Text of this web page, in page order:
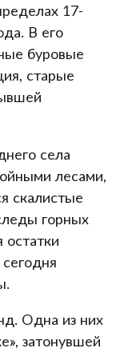
17-
В его
буровые
старые
села
лесами,
скалистые
горных
Одна из них
затонувшей